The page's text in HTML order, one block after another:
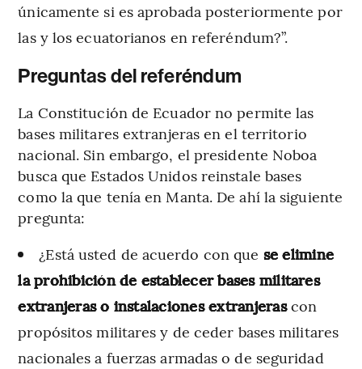
únicamente si es aprobada posteriormente por
las y los ecuatorianos en referéndum?”.
Preguntas del referéndum
La Constitución de Ecuador no permite las
bases militares extranjeras en el territorio
nacional. Sin embargo, el presidente Noboa
busca que Estados Unidos reinstale bases
como la que tenía en Manta. De ahí la siguiente
pregunta:
¿Está usted de acuerdo con que se elimine
la prohibición de establecer bases militares
extranjeras o instalaciones extranjerascon
propósitos militares y de ceder bases militares
nacionales a fuerzas armadas o de seguridad